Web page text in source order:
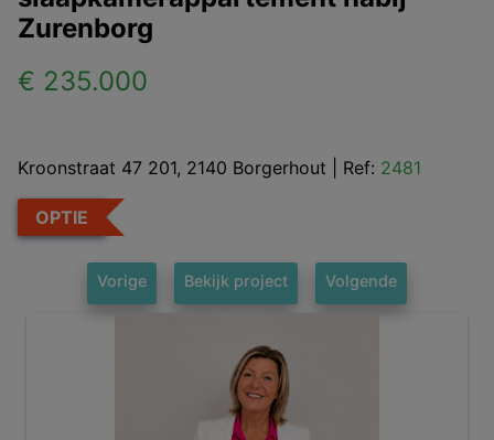
Zurenborg
€ 235.000
Kroonstraat 47 201, 2140 Borgerhout Ref: 2481
OPTIE
Vorige Bekijk project Volgende